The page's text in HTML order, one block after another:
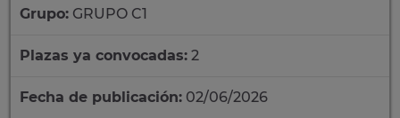
Grupo: GRUPO C1
Plazas ya convocadas: 2
Fecha de publicación: 02/06/2026